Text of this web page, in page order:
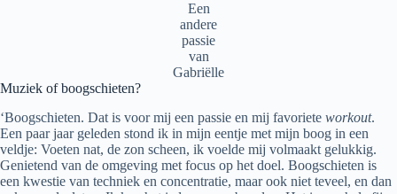
Een
andere
passie
van
Gabriëlle
Muziek of boogschieten?
‘Boogschieten. Dat is voor mij een passie en mij favoriete workout.
Een paar jaar geleden stond ik in mijn eentje met mijn boog in een
veldje: Voeten nat, de zon scheen, ik voelde mij volmaakt gelukkig.
Genietend van de omgeving met focus op het doel. Boogschieten is
een kwestie van techniek en concentratie, maar ook niet teveel, en dan